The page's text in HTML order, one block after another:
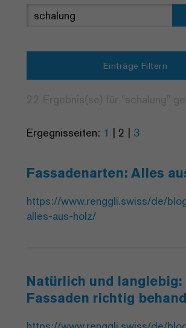
Einträge Filtern
Ergegnisseiten: 1 | 2 | 3
Fassadenarten: Alles
https://www.renggli.swiss/de/
alles-aus-holz/
Natürlich und langlebig:
Fassaden richtig